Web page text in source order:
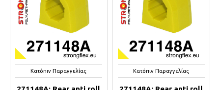
Κατόπιν Παραγγελίας Κατόπιν Παραγγελίας